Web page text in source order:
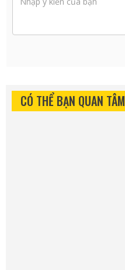
CÓ THỂ BẠN QUAN TÂM